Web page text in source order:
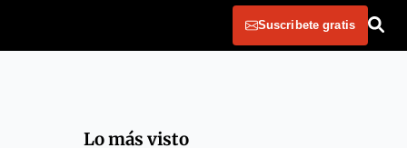
Suscribete gratis
Lo más visto